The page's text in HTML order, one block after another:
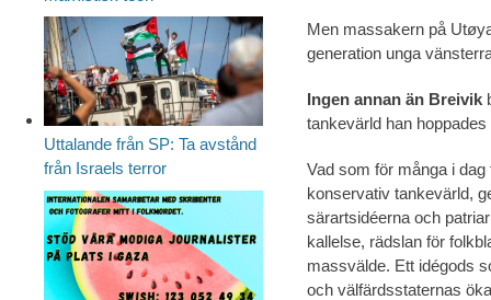
Men massakern på
generation unga
Ingen annan än Breivik
tankevärld han
Vad som för många i
konservativ tankevärld,
särarts­idéerna och
kallelse, rädslan för
massvälde. Ett idégods
och välfärdsstaternas
Uttalande från SP: Ta avstånd
från Israels terror